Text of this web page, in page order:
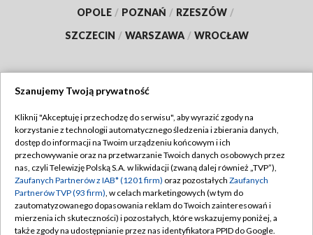
OPOLE / POZNAŃ / RZESZÓW /
SZCZECIN / WARSZAWA / WROCŁAW
TVP
Abonament TVP
Emisja w TVP
Centrum informacji TVP
Naziemna Telewizja Cyfrowa
Regulamin TVP
Polityka prywatności
Moje zgody
Pomoc
Szanujemy Twoją prywatność
Kliknij "Akceptuję i przechodzę do serwisu", aby wyrazić zgody na
korzystanie z technologii automatycznego śledzenia i zbierania danych,
dostęp do informacji na Twoim urządzeniu końcowym i ich
przechowywanie oraz na przetwarzanie Twoich danych osobowych przez
nas, czyli Telewizję Polską S.A. w likwidacji (zwaną dalej również „TVP”),
Zaufanych Partnerów z IAB* (1201 firm) oraz pozostałych Zaufanych
Partnerów TVP (93 firm), w celach marketingowych (w tym do
zautomatyzowanego dopasowania reklam do Twoich zainteresowań i
mierzenia ich skuteczności) i pozostałych, które wskazujemy poniżej, a
także zgody na udostępnianie przez nas identyfikatora PPID do Google.